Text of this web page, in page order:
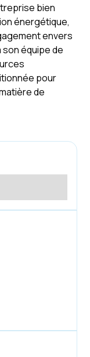
bien
énergétique,
envers
équipe de
pour
de